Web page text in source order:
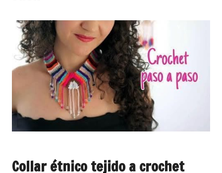
Collar étnico tejido a crochet